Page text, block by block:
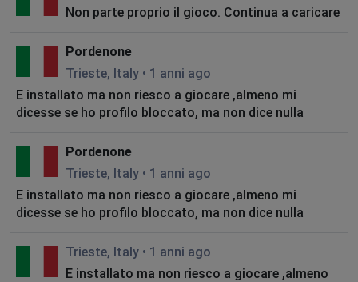
Non parte proprio il gioco. Continua a caricare
Pordenone
Trieste, Italy • 1 anni ago
E installato ma non riesco a giocare ,almeno mi
dicesse se ho profilo bloccato, ma non dice nulla
Pordenone
Trieste, Italy • 1 anni ago
E installato ma non riesco a giocare ,almeno mi
dicesse se ho profilo bloccato, ma non dice nulla
Trieste, Italy • 1 anni ago
E installato ma non riesco a giocare ,almeno